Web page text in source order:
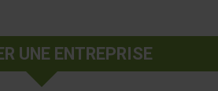
UNE ENTREPRISE